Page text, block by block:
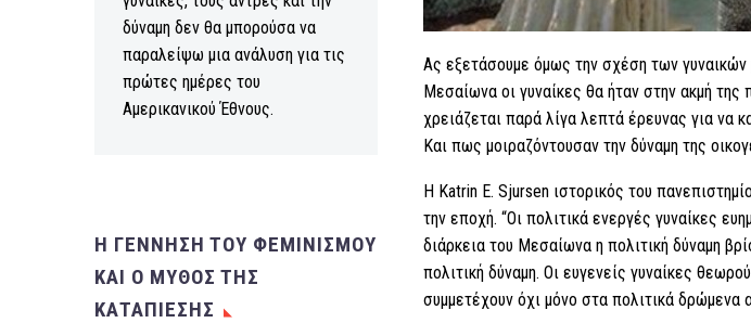
Ας εξετάσουμε όμως την σχέση των
Μεσαίωνα οι γυναίκες θα ήταν στην ακμή της
χρειάζεται παρά λίγα λεπτά έρευνας για να
Και πως μοιραζόντουσαν την δύναμη της
H Katrin E. Sjursen ιστορικός του
την εποχή. “Οι πολιτικά ενεργές γυναίκες
διάρκεια του Μεσαίωνα η πολιτική δύναμη
πολιτική δύναμη. Οι ευγενείς γυναίκες
συμμετέχουν όχι μόνο στα πολιτικά δρώμενα
δύναμη δεν θα μπορούσα να
παραλείψω μια ανάλυση για τις
πρώτες ημέρες του
Αμερικανικού Έθνους.
Η ΓΕΝΝΗΣΗ ΤΟΥ ΦΕΜΙΝΙΣΜΟΥ
ΚΑΙ Ο ΜΥΘΟΣ ΤΗΣ
ΚΑΤΑΠΙΕΣΗΣ